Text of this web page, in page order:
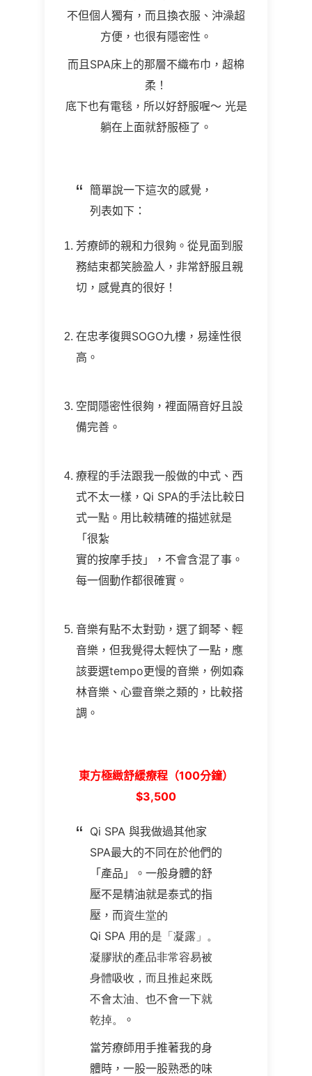
不但個人獨有，而且換衣服、沖澡超
方便，也很有隱密性。
而且SPA床上的那層不織布巾，超棉
柔！
底下也有電毯，所以好舒服喔～ 光是
躺在上面就舒服極了。
簡單說一下這次的感覺，
列表如下：
芳療師的親和力很夠。從見面到服
務結束都笑臉盈人，非常舒服且親
切，感覺真的很好！
在忠孝復興SOGO九樓，易達性很
高。
空間隱密性很夠，裡面隔音好且設
備完善。
療程的手法跟我一般做的中式、西
式不太一樣，Qi SPA的手法比較日
式一點。用比較精確的描述就是
「很紮
實的按摩手技」，不會含混了事。
每一個動作都很確實。
音樂有點不太對勁，選了鋼琴、輕
音樂，但我覺得太輕快了一點，應
該要選tempo更慢的音樂，例如森
林音樂、心靈音樂之類的，比較搭
調。
東方極緻舒緩療程（100分鐘）
$3,500
Qi SPA 與我做過其他家
SPA最大的不同在於他們的
「產品」。一般身體的舒
壓不是精油就是泰式的指
壓，而資生堂的
Qi SPA 用的是「凝露」。
凝膠狀的產品非常容易被
身體吸收，而且推起來既
不會太油、也不會一下就
乾掉。
。
當芳療師用手推著我的身
體時，一股一股熟悉的味